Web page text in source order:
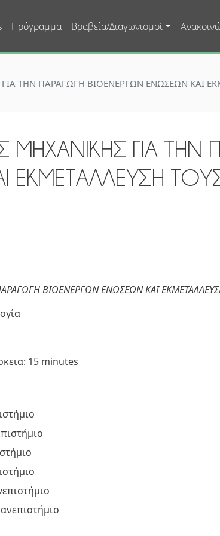
Πρόγραμμα Βραβεία/Διαγωνισμοί
ΤΗΝ ΠΑΡΑΓΩΓΗ ΒΙΟΕΝΕΡΓΩΝ ΕΝΩΣΕΩΝ ΚΑΙ
ΜΗΧΑΝΙΚΗΣ ΓΙΑ ΤΗΝ
ΕΚΜΕΤΑΛΛΕΥΣΗ
ΒΙΟΕΝΕΡΓΩΝ ΕΝΩΣΕΩΝ ΚΑΙ
15 minutes